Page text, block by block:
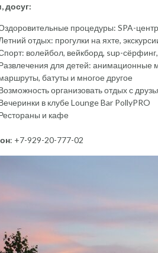
досуг:
процедуры: SPA-
отдых: прогулки на яхте,
волейбол, вейкборд, sup-
для детей: анимационные
батуты и многое другое
организовать отдых с
в клубе Lounge Bar PollyPRO
и кафе
: +7-929-20-777-02